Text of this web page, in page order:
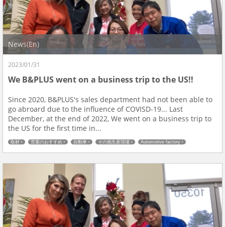
News(En)
2023/01/31
We B&PLUS went on a business trip to the US!!
Since 2020, B&PLUS's sales department had not been able to
go abroard due to the influence of COVISD-19... Last
December, at the end of 2022, We went on a business trip to
the US for the first time in...
取材 営業のおすすめ 自動車 その他生産現場
Automotive factory